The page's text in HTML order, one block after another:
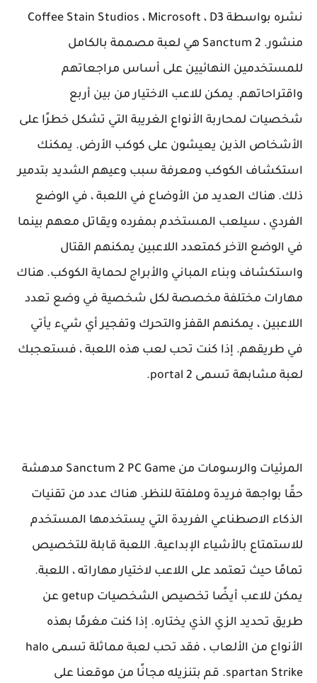
نشره بواسطة Coffee Stain Studios ، Microsoft ، D3
منشور. Sanctum 2 هي لعبة مصممة بالكامل
للمستخدمين النهائيين على أساس مراجعاتهم
واقتراحاتهم. يمكن للاعب الاختيار من بين أربع
شخصيات لمحاربة الأنواع الغريبة التي تشكل خطرًا على
الأشخاص الذين يعيشون على كوكب الأرض. يمكنك
استكشاف الكوكب ومعرفة سبب وعيهم الشديد بتدمير
ذلك. هناك العديد من الأوضاع في اللعبة ، في الوضع
الفردي ، سيلعب المستخدم بمفرده ويقاتل معهم بينما
في الوضع الآخر كمتعدد اللاعبين يمكنهم القتال
واستكشاف وبناء المباني والأبراج لحماية الكوكب. هناك
مهارات مختلفة مخصصة لكل شخصية في وضع تعدد
اللاعبين ، يمكنهم القفز والتحرك وتفجير أي شيء يأتي
في طريقهم. إذا كنت تحب لعب هذه اللعبة ، فستعجبك
لعبة مشابهة تسمى portal 2.
المرئيات والرسومات من Sanctum 2 PC Game مدهشة
حقًا بواجهة فريدة وملفتة للنظر. هناك عدد من تقنيات
الذكاء الاصطناعي الفريدة التي يستخدمها المستخدم
للاستمتاع بالأشياء الإبداعية. اللعبة قابلة للتخصيص
تمامًا حيث تعتمد على اللاعب لاختيار مهاراته ، اللعبة.
يمكن للاعب أيضًا تخصيص الشخصيات getup عن
طريق تحديد الزي الذي يختاره. إذا كنت مغرمًا بهذه
الأنواع من الألعاب ، فقد تحب لعبة مماثلة تسمى halo
spartan Strike. قم بتنزيله مجانًا من موقعنا على